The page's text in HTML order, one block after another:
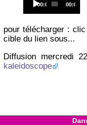
Player
Current
00:00
Total
00:00
pour télécharger :
cible du lien sous...
Diffusion mercredi
kaleidoscope